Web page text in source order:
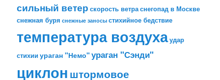
сильный ветер скорость ветраснегопад в Москве
снежная буря снежные заносы стихийное бедствие
температура воздухаудар
стихии ураган "Немо" ураган "Сэнди"
циклон штормовое